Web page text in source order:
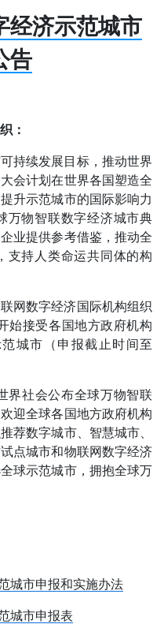
经济示范城市
告
：
持续发展目标，推动世界
会计划在世界各国塑造全
升示范城市的国际影响力
万物智联数字经济城市典
业提供参考借鉴，推动全
支持人类命运共同体的构
网数字经济国际机构组织
接受各国地方政府机构
城市（申报截止时间至
界社会公布全球万物智联
迎全球各国地方政府机构
荐数字城市、智慧城市、
点城市和物联网数字经济
球示范城市，拥抱全球万
城市申报和实施办法
城市申报表